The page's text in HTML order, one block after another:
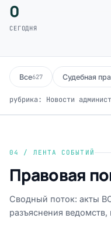
0
СЕГОДНЯ
Все627 Судебная
рубрика: Новости
04 / ЛЕНТА СОБЫТИЙ
Правовая
Сводный поток: акты
разъяснения